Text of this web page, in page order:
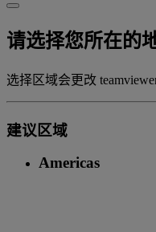
请选择您所在的
选择区域会更改
建议区域
Americas